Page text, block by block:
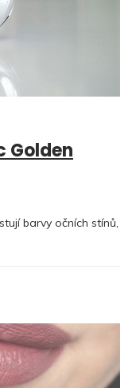
Golden
barvy očních stínů,